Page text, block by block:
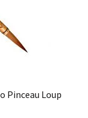
Pinceau Loup